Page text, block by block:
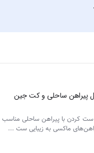
پیراهن ساحلی و کت جین
ست کردن با پیراهن ساحلی
ماکسی به زیبایی ست ...